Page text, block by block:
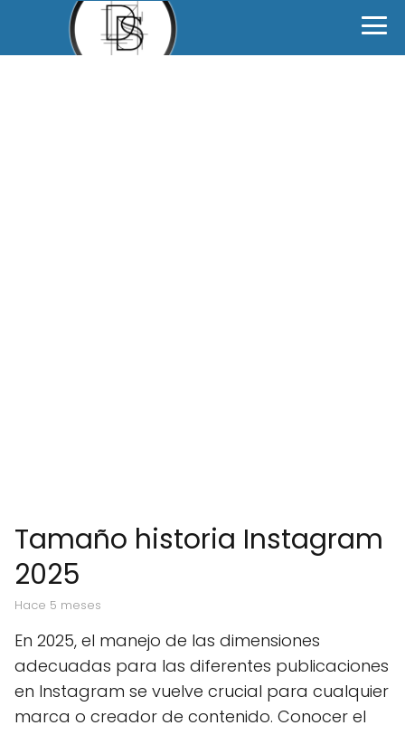
Tamaño historia Instagram
2025
hace 5 meses
En 2025, el manejo de las dimensiones
adecuadas para las diferentes publicaciones
en Instagram se vuelve crucial para cualquier
marca o creador de contenido. Conocer el